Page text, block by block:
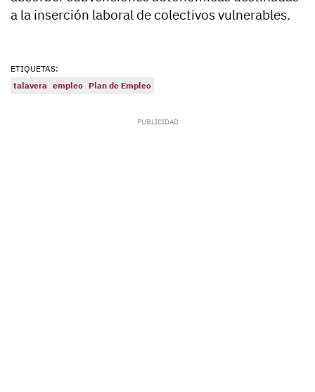
a la inserción laboral de colectivos vulnerables.
ETIQUETAS:
talavera empleo Plan de Empleo